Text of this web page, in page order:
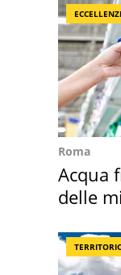
Roma
Acqua
delle